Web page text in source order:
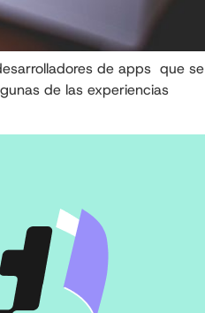
de apps que se
de las experiencias